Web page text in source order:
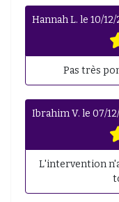
Hannah L. le 10/12/
Pas très
Ibrahim V. le 07/
L'intervention